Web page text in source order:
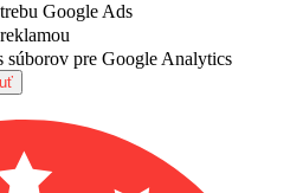
Google Ads
súborov pre Google Analytics